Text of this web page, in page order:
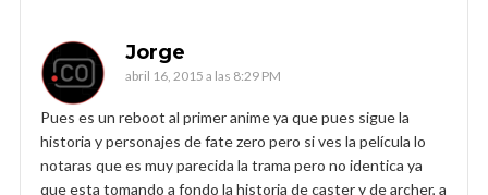
Jorge
abril 16, 2015 a las 8:29 PM
Pues es un reboot al primer anime ya que pues sigue la
historia y personajes de fate zero pero si ves la película lo
notaras que es muy parecida la trama pero no identica ya
que esta tomando a fondo la historia de caster y de archer, a